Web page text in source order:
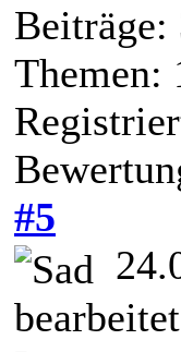
Beiträge:
Themen:
#5